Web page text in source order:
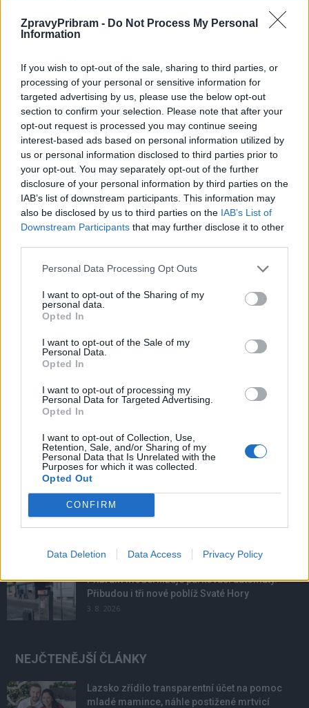
ZpravyPribram - Do Not Process My Personal
Information
If you wish to opt-out of the sale, sharing to third parties, or
processing of your personal or sensitive information for
targeted advertising by us, please use the below opt-out
section to confirm your selection. Please note that after your
opt-out request is processed you may continue seeing
interest-based ads based on personal information utilized by
us or personal information disclosed to third parties prior to
your opt-out. You may separately opt-out of the further
disclosure of your personal information by third parties on the
IAB’s list of downstream participants. This information may
also be disclosed by us to third parties on the IAB’s List of
Downstream Participants that may further disclose it to other
Personal Data Processing Opt Outs
I want to opt-out of the Sharing of my
personal data.
Opted In
I want to opt-out of the Sale of my
Personal Data.
Opted In
I want to opt-out of processing my
Personal Data for Targeted Advertising.
Opted In
I want to opt-out of Collection, Use,
Retention, Sale, and/or Sharing of my
Personal Data that Is Unrelated with the
Purposes for which it was collected.
Opted Out
CONFIRM
Data Deletion Data Access Privacy Policy
Obděnice oslaví 50 let legendárního filmu
Sedlčansko
Den řemesel oživí Skanzen Vysoký
Chlumec. Návštěvníci uvidí tradiční
řemesla i novinky
NOVINKY
Obděnice vzpomínaly na filmovou legendu
6. 8. 2026
Většina koupališť na Příbramsku nabízí výborné
podmínky. Horší voda je jen...
Příbram modernizuje parkovací automaty.
Přibudou i tři nové poblíž Svaté Hory
3. 8. 2026
NEJČTENĚJŠÍ ČLÁNKY
Lazsko zřídilo transparentní účet na pomoc
mladé mamince, náhle postižené mrtvicí